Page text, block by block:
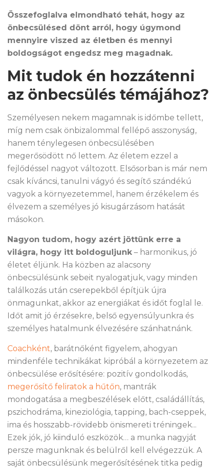
Összefoglalva elmondható tehát, hogy az
önbecsülésed dönt arról, hogy úgymond
mennyire viszed az életben és mennyi
boldogságot engedsz meg magadnak.
Mit tudok én hozzátenni
az önbecsülés témájához?
Személyesen nekem magamnak is időmbe tellett,
míg nem csak önbizalommal fellépő asszonyság,
hanem ténylegesen önbecsülésében
megerősödött nő lettem. Az életem ezzel a
fejlődéssel nagyot változott. Elsősorban is már nem
csak kíváncsi, tanulni vágyó és segítő szándékú
vagyok a környezetemmel, hanem érzékelem és
élvezem a személyes jó kisugárzásom hatását
másokon.
Nagyon tudom, hogy azért jöttünk erre a
világra, hogy itt boldoguljunk – harmonikus, jó
életet éljünk. Ha közben az alacsony
önbecsülésünk sebeit nyalogatjuk, vagy minden
találkozás után cserepekből építjük újra
önmagunkat, akkor az energiákat és időt foglal le.
Időt amit jó érzésekre, belső egyensúlyunkra és
személyes hatalmunk élvezésére szánhatnánk.
Coachként, barátnőként figyelem, ahogyan
mindenféle technikákat kipróbál a környezetem az
önbecsülése erősítésére: pozitív gondolkodás,
megerősítő feliratok a hűtőn, mantrák
mondogatása a megbeszélések előtt, családállítás,
pszichodráma, kineziológia, tapping, bach-cseppek,
ima és hosszabb-rövidebb önismereti tréningek...
Ezek jók, jó kiinduló eszközök… a munka nagyját
persze magunknak és belülről kell elvégezzük. A
saját önbecsülésünk megerősítésének titka pedig